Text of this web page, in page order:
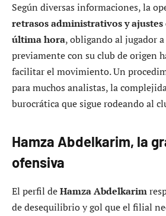
Según diversas informaciones, la
retrasos administrativos y
última hora, obligando al jugador
previamente con su club de origen
facilitar el movimiento. Un
para muchos analistas, la
burocrática que sigue rodeando al
Hamza Abdelkarim, la
ofensiva
El perfil deHamza Abdelkarim
de desequilibrio y gol que el filial